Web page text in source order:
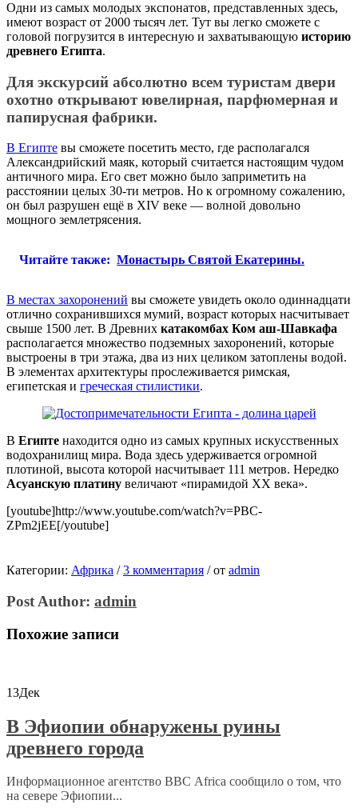
Одни из самых молодых экспонатов, представленных здесь,
имеют возраст от 2000 тысяч лет. Тут вы легко сможете с
головой погрузится в интересную и захватывающую историю
древнего Египта.
Для экскурсий абсолютно всем туристам двери
охотно открывают ювелирная, парфюмерная и
папирусная фабрики.
В Египте вы сможете посетить место, где располагался
Александрийский маяк, который считается настоящим чудом
античного мира. Его свет можно было заприметить на
расстоянии целых 30-ти метров. Но к огромному сожалению,
он был разрушен ещё в XIV веке — волной довольно
мощного землетрясения.
Читайте также: Монастырь Святой Екатерины.
В местах захоронений вы сможете увидеть около одиннадцати
отлично сохранившихся мумий, возраст которых насчитывает
свыше 1500 лет. В Древних катакомбах Ком аш-Шавкафа
располагается множество подземных захоронений, которые
выстроены в три этажа, два из них целиком затоплены водой.
В элементах архитектуры прослеживается римская,
египетская и греческая стилистики.
В Египте находится одно из самых крупных искусственных
водохранилищ мира. Вода здесь удерживается огромной
плотиной, высота которой насчитывает 111 метров. Нередко
Асуанскую платину величают «пирамидой ХХ века».
[youtube]http://www.youtube.com/watch?v=PBC-
ZPm2jEE[/youtube]
Категории: Африка / 3 комментария /от admin
Post Author: admin
Похожие записи
13Дек
В Эфиопии обнаружены руины
древнего города
Информационное агентство ВВС Africa сообщило о том, что
на севере Эфиопии...